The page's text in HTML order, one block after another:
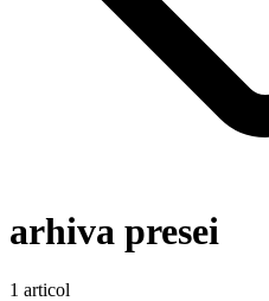
arhiva presei
1 articol